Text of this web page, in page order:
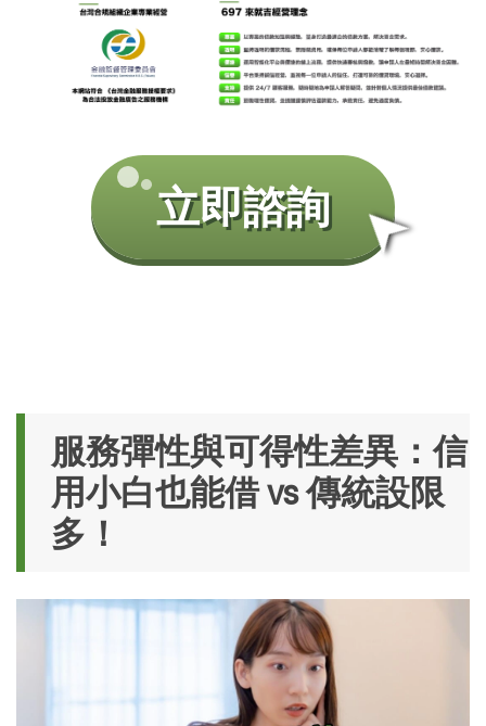
立即諮詢➤
服務彈性與可得性差異：信
用小白也能借 vs 傳統設限
多！